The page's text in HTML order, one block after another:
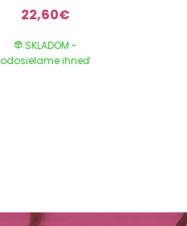
22,60€
SKLADOM -
odosielame ihneď